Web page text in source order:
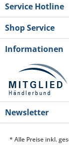
Service Hotline
Shop Service
Informationen
Newsletter
* Alle Preise inkl.